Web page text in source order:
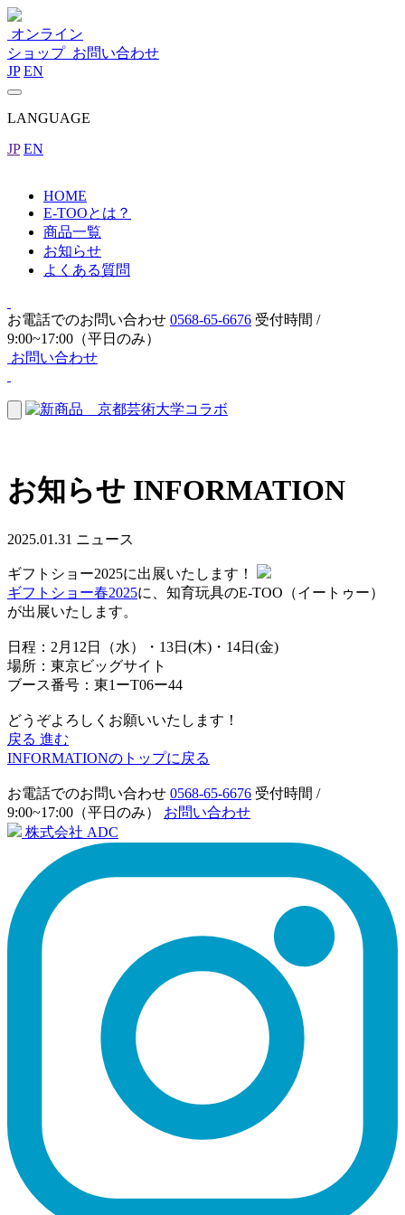
オンライン
ショップ お問い合わせ
JP EN
LANGUAGE
JP EN
HOME
E-TOOとは？
商品一覧
お知らせ
よくある質問
お電話でのお問い合わせ 0568-65-6676 受付時間 /
9:00~17:00（平日のみ）
お問い合わせ
お知らせ INFORMATION
2025.01.31 ニュース
ギフトショー2025に出展いたします！
ギフトショー春2025に、知育玩具のE-TOO（イートゥー）
が出展いたします。
日程：2月12日（水）・13日(木)・14日(金)
場所：東京ビッグサイト
ブース番号：東1ーT06ー44
どうぞよろしくお願いいたします！
戻る 進む
INFORMATIONのトップに戻る
お電話でのお問い合わせ 0568-65-6676 受付時間 /
9:00~17:00（平日のみ）
お問い合わせ
株式会社 ADC